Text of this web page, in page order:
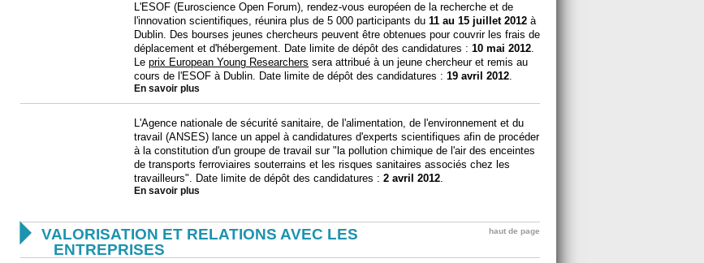
L'ESOF (Euroscience Open Forum), rendez-vous européen de la recherche et de
l'innovation scientifiques, réunira plus de 5 000 participants du 11 au 15 juillet 2012 à
Dublin. Des bourses jeunes chercheurs peuvent être obtenues pour couvrir les frais de
déplacement et d'hébergement. Date limite de dépôt des candidatures : 10 mai 2012.
Le prix European Young Researchers sera attribué à un jeune chercheur et remis au
cours de l'ESOF à Dublin. Date limite de dépôt des candidatures : 19 avril 2012.
En savoir plus
L'Agence nationale de sécurité sanitaire, de l'alimentation, de l'environnement et du
travail (ANSES) lance un appel à candidatures d'experts scientifiques afin de procéder
à la constitution d'un groupe de travail sur "la pollution chimique de l'air des enceintes
de transports ferroviaires souterrains et les risques sanitaires associés chez les
travailleurs". Date limite de dépôt des candidatures : 2 avril 2012.
En savoir plus
 VALORISATION ET RELATIONS AVEC LES
ENTREPRISES
haut de page